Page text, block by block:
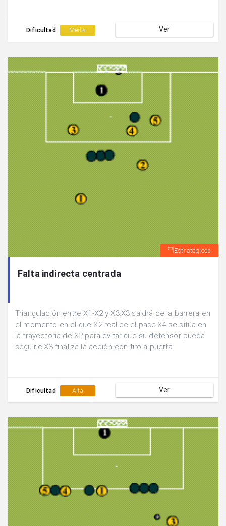
Dificultad Media Ver
Estratégicos
Falta indirecta centrada
Triangulación entre X1-X2 y X3.X3 saldrá de la barrera en
el momento en el que X2 realice el pase.X4 se sitúa en
la trayectoria de X2 para evitar que su defensor pueda
seguirle.X3 finaliza la acción con tiro a puerta.
Dificultad Alta Ver